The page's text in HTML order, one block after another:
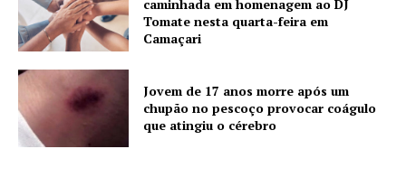
caminhada em homenagem ao DJ
Tomate nesta quarta-feira em
Camaçari
Jovem de 17 anos morre após um
chupão no pescoço provocar coágulo
que atingiu o cérebro